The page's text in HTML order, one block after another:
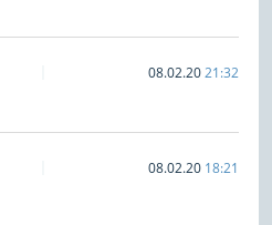
08.02.2021:32
08.02.20 18:21